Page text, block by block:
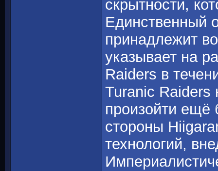
скрытности,
Единственный
принадлежит
указывает на
Raiders в
Turanic Raiders
произойти ещё
стороны
технологий,